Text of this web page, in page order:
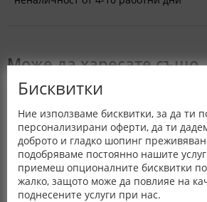
Бисквитки
Ние използваме бисквитки, за да ти
персонализирани оферти, да ти
доброто и гладко шопинг
подобряваме постоянно нашите
приемеш опционалните бисквитки
жалко, защото може да повлияе на
поднесените услуги при нас.
Може да харесате също